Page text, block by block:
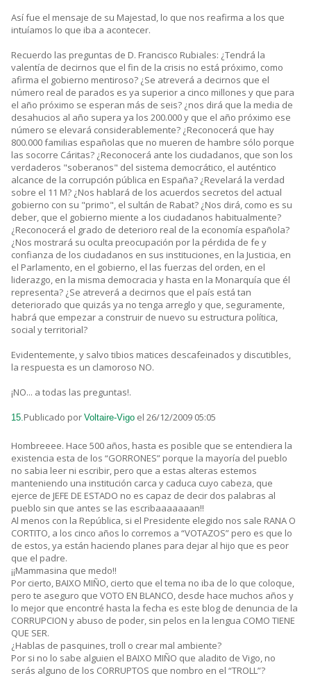
Así fue el mensaje de su Majestad, lo que nos reafirma a los que
intuíamos lo que iba a acontecer.
Recuerdo las preguntas de D. Francisco Rubiales: ¿Tendrá la
valentía de decirnos que el fin de la crisis no está próximo, como
afirma el gobierno mentiroso? ¿Se atreverá a decirnos que el
número real de parados es ya superior a cinco millones y que para
el año próximo se esperan más de seis? ¿nos dirá que la media de
desahucios al año supera ya los 200.000 y que el año próximo ese
número se elevará considerablemente? ¿Reconocerá que hay
800.000 familias españolas que no mueren de hambre sólo porque
las socorre Cáritas? ¿Reconocerá ante los ciudadanos, que son los
verdaderos "soberanos" del sistema democrático, el auténtico
alcance de la corrupción pública en España? ¿Revelará la verdad
sobre el 11 M? ¿Nos hablará de los acuerdos secretos del actual
gobierno con su "primo", el sultán de Rabat? ¿Nos dirá, como es su
deber, que el gobierno miente a los ciudadanos habitualmente?
¿Reconocerá el grado de deterioro real de la economía española?
¿Nos mostrará su oculta preocupación por la pérdida de fe y
confianza de los ciudadanos en sus instituciones, en la Justicia, en
el Parlamento, en el gobierno, el las fuerzas del orden, en el
liderazgo, en la misma democracia y hasta en la Monarquía que él
representa? ¿Se atreverá a decirnos que el país está tan
deteriorado que quizás ya no tenga arreglo y que, seguramente,
habrá que empezar a construir de nuevo su estructura política,
social y territorial?
Evidentemente, y salvo tibios matices descafeinados y discutibles,
la respuesta es un clamoroso NO.
¡NO... a todas las preguntas!.
15.Publicado por Voltaire-Vigo el 26/12/2009 05:05
Hombreeee. Hace 500 años, hasta es posible que se entendiera la
existencia esta de los “GORRONES” porque la mayoría del pueblo
no sabia leer ni escribir, pero que a estas alteras estemos
manteniendo una institución carca y caduca cuyo cabeza, que
ejerce de JEFE DE ESTADO no es capaz de decir dos palabras al
pueblo sin que antes se las escribaaaaaaan!!
Al menos con la República, si el Presidente elegido nos sale RANA O
CORTITO, a los cinco años lo corremos a “VOTAZOS” pero es que lo
de estos, ya están haciendo planes para dejar al hijo que es peor
que el padre.
¡¡Mammasina que medo!!
Por cierto, BAIXO MIÑO, cierto que el tema no iba de lo que coloque,
pero te aseguro que VOTO EN BLANCO, desde hace muchos años y
lo mejor que encontré hasta la fecha es este blog de denuncia de la
CORRUPCION y abuso de poder, sin pelos en la lengua COMO TIENE
QUE SER.
¿Hablas de pasquines, troll o crear mal ambiente?
Por si no lo sabe alguien el BAIXO MIÑO que aladito de Vigo, no
serás alguno de los CORRUPTOS que nombro en el “TROLL”?